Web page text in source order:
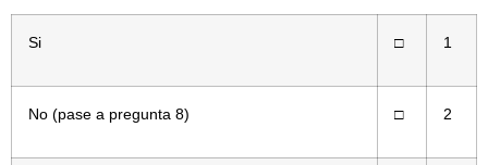
Si □ 1
No (pase a pregunta 8) □ 2